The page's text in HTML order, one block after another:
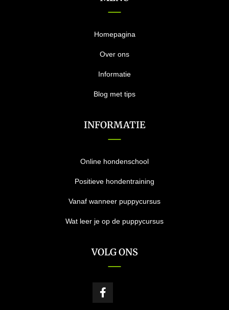
Homepagina
Over ons
Informatie
Blog met tips
INFORMATIE
Online hondenschool
Positieve hondentraining
Vanaf wanneer puppycursus
Wat leer je op de puppycursus
VOLG ONS